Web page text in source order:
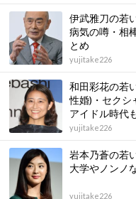
伊武雅刀の若
病気の噂・相
とめ
yujitake226
和田彩花の若
性婚)・セクシ
アイドル時代
yujitake226
岩本乃蒼の若
大学やノンノ
yujitake226